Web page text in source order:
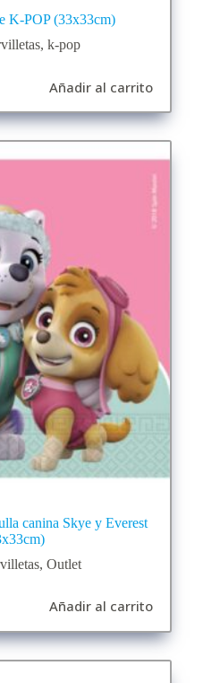
K-POP (33x33cm)
,k-pop
Añadir al carrito
canina Skye y Everest
,Outlet
Añadir al carrito